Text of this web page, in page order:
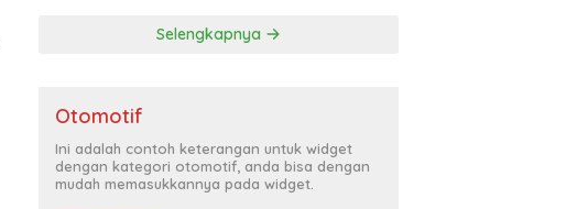
Selengkapnya
Otomotif
Ini adalah contoh keterangan untuk widget
dengan kategori otomotif, anda bisa dengan
mudah memasukkannya pada widget.